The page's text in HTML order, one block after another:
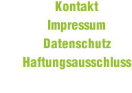
Kontakt
Impressum
Datenschutz
Haftungsausschluss